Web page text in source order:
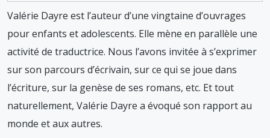
Valérie Dayre est l’auteur d’une vingtaine d’ouvrages
pour enfants et adolescents. Elle mène en parallèle une
activité de traductrice. Nous l’avons invitée à s’exprimer
sur son parcours d’écrivain, sur ce qui se joue dans
l’écriture, sur la genèse de ses romans, etc. Et tout
naturellement, Valérie Dayre a évoqué son rapport au
monde et aux autres.